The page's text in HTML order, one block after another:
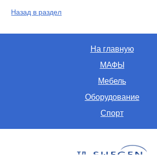
Назад в раздел
На главную
МАФЫ
Мебель
Оборудование
Спорт